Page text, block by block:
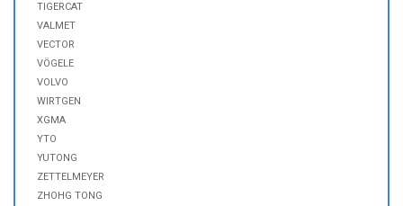
TIGERCAT
VALMET
VECTOR
VÖGELE
VOLVO
WIRTGEN
XGMA
YTO
YUTONG
ZETTELMEYER
ZHOHG TONG